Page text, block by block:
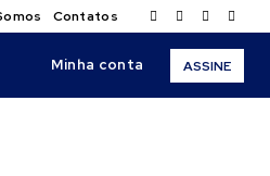
Contatos
Minha conta ASSINE